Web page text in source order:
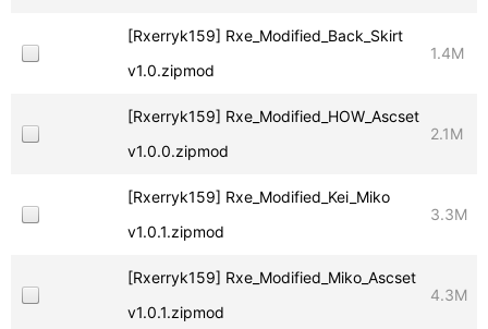
[Rxerryk159] Rxe_Modified_Back_Skirt
v1.0.zipmod
1.4M
[Rxerryk159] Rxe_Modified_HOW_Ascset
v1.0.0.zipmod
2.1M
[Rxerryk159] Rxe_Modified_Kei_Miko
v1.0.1.zipmod
3.3M
[Rxerryk159] Rxe_Modified_Miko_Ascset
v1.0.1.zipmod
4.3M